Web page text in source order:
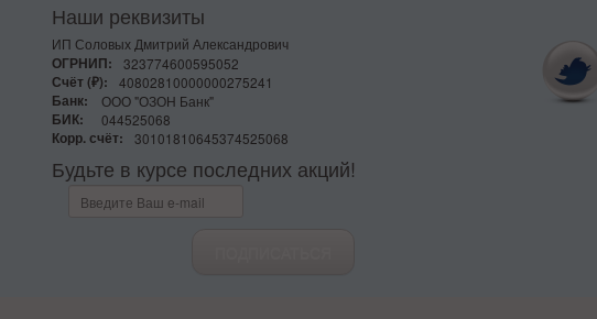
Наши реквизиты
ИП Соловых Дмитрий Александрович
ОГРНИП:
323774600595052
Счёт (₽):
40802810000000275241
Банк:
ООО "ОЗОН Банк"
БИК:
044525068
Корр. счёт:
30101810645374525068
Будьте в курсе последних акций!